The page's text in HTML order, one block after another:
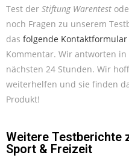
Test der Stiftung Warentest
noch Fragen zu unserem
das folgende Kontaktformular
Kommentar. Wir antworten
nächsten 24 Stunden. Wir
weiterhelfen und sie finden
Produkt!
Weitere Testberichte
Sport & Freizeit